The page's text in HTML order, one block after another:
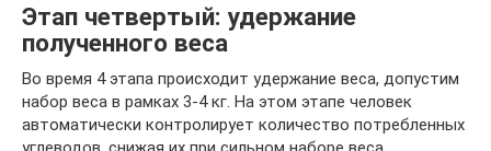
Этап четвертый: удержание
полученного веса
Во время 4 этапа происходит удержание веса, допустим
набор веса в рамках 3-4 кг. На этом этапе человек
автоматически контролирует количество потребленных